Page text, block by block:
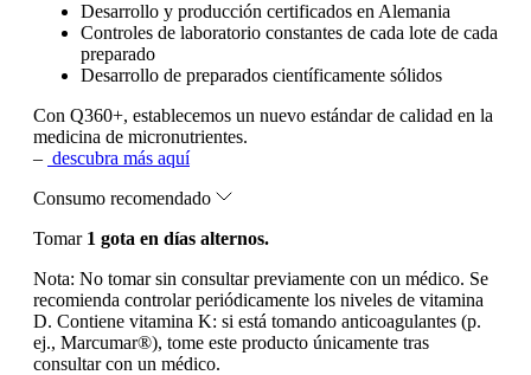
Desarrollo y producción certificados en Alemania
Controles de laboratorio constantes de cada lote de cada
preparado
Desarrollo de preparados científicamente sólidos
Con Q360+, establecemos un nuevo estándar de calidad en la
medicina de micronutrientes.
– descubra más aquí
Consumo recomendado
Tomar 1 gota en días alternos.
Nota: No tomar sin consultar previamente con un médico. Se
recomienda controlar periódicamente los niveles de vitamina
D. Contiene vitamina K: si está tomando anticoagulantes (p.
ej., Marcumar®), tome este producto únicamente tras
consultar con un médico.